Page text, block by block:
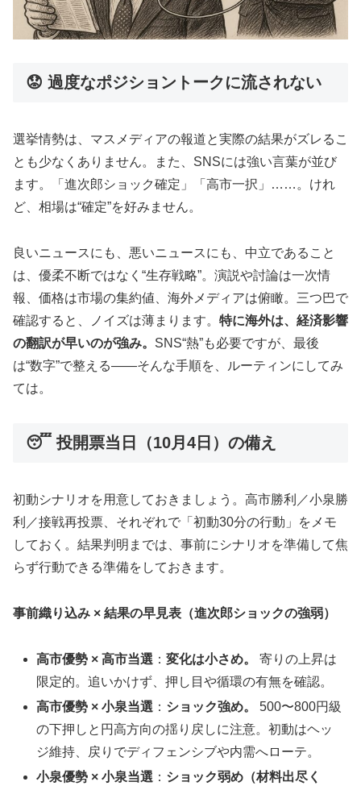
😟 過度なポジショントークに流されない
選挙情勢は、マスメディアの報道と実際の結果がズレるこ
とも少なくありません。また、SNSには強い言葉が並び
ます。「進次郎ショック確定」「高市一択」……。けれ
ど、相場は“確定”を好みません。
良いニュースにも、悪いニュースにも、中立であること
は、優柔不断ではなく“生存戦略”。演説や討論は一次情
報、価格は市場の集約値、海外メディアは俯瞰。三つ巴で
確認すると、ノイズは薄まります。 特に海外は、経済影響
の翻訳が早いのが強み。 SNS“熱”も必要ですが、最後
は“数字”で整える——そんな手順を、ルーティンにしてみ
ては。
😴 投開票当日（10月4日）の備え
初動シナリオを用意しておきましょう。高市勝利／小泉勝
利／接戦再投票、それぞれで「初動30分の行動」をメモ
しておく。結果判明までは、事前にシナリオを準備して焦
らず行動できる準備をしておきます。
事前織り込み × 結果の早見表（進次郎ショックの強弱）
高市優勢 × 高市当選 ：変化は小さめ。
寄りの上昇は
限定的。追いかけず、押し目や循環の有無を確認。
高市優勢 × 小泉当選 ： ショック強め。
500〜800円級
の下押しと円高方向の揺り戻しに注意。初動はヘッ
ジ維持、戻りでディフェンシブや内需へローテ。
小泉優勢 × 小泉当選 ： ショック弱め（材料出尽く